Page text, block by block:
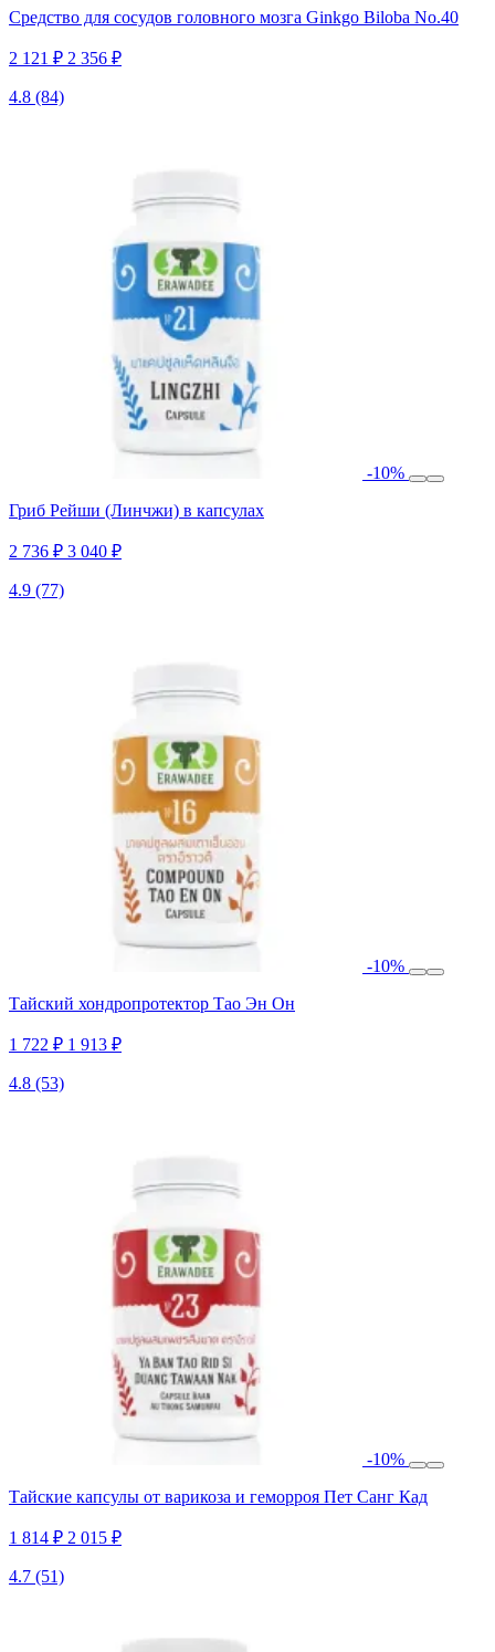
Средство для сосудов головного мозга Ginkgo Biloba No.40
2 121 ₽ 2 356 ₽
4.8 (84)
-10%
Гриб Рейши (Линчжи) в капсулах
2 736 ₽ 3 040 ₽
4.9 (77)
-10%
Тайский хондропротектор Тао Эн Он
1 722 ₽ 1 913 ₽
4.8 (53)
-10%
Тайские капсулы от варикоза и геморроя Пет Санг Кад
1 814 ₽ 2 015 ₽
4.7 (51)